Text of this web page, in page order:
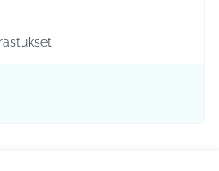
Hyrylä
mukaan: Liikunta ja